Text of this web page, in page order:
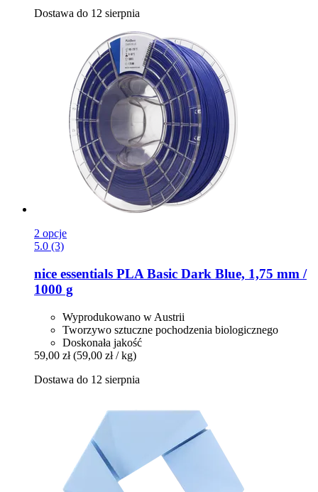
Dostawa do 12 sierpnia
2 opcje
5.0 (3)
nice essentials PLA Basic Dark Blue, 1,75 mm /
1000 g
Wyprodukowano w Austrii
Tworzywo sztuczne pochodzenia biologicznego
Doskonała jakość
59,00 zł (59,00 zł / kg)
Dostawa do 12 sierpnia